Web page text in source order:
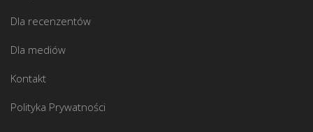
Dla recenzentów
Dla mediów
Kontakt
Polityka Prywatności